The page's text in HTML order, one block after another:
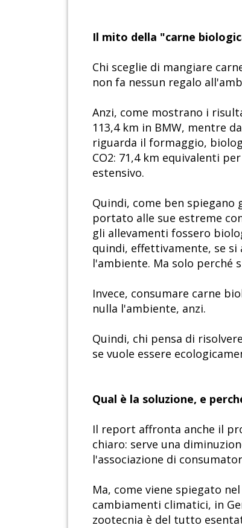
Il mito della "carne
Chi sceglie di mangiare
non fa nessun regalo
Anzi, come mostrano i
113,4 km in BMW, mentre
riguarda il formaggio,
CO2: 71,4 km equivalenti
estensivo.
Quindi, come ben
portato alle sue estreme
gli allevamenti fossero
quindi, effettivamente, se si
l'ambiente. Ma solo perché
Invece, consumare carne
nulla l'ambiente, anzi.
Quindi, chi pensa di
se vuole essere
Qual è la soluzione, e
Il report affronta anche il
chiaro: serve una
l'associazione di
Ma, come viene spiegato
cambiamenti climatici, in
zootecnia è del tutto